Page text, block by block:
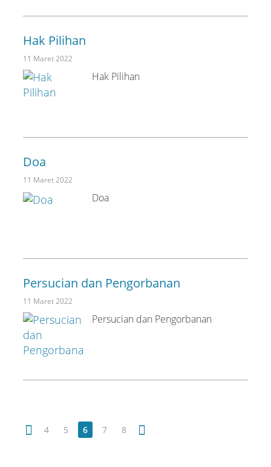
Hak Pilihan
11 Maret 2022
Hak Pilihan
Doa
11 Maret 2022
Doa
Persucian dan Pengorbanan
11 Maret 2022
Persucian dan Pengorbanan
4 5 6 7 8